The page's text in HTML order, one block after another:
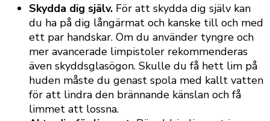
Skydda dig själv. För att skydda dig själv kan
du ha på dig långärmat och kanske till och med
ett par handskar. Om du använder tyngre och
mer avancerade limpistoler rekommenderas
även skyddsglasögon. Skulle du få hett lim på
huden måste du genast spola med kallt vatten
för att lindra den brännande känslan och få
limmet att lossna.